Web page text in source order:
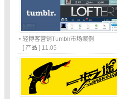
轻博客营销Tumblr市场案例
[ 产品 ] 11.05